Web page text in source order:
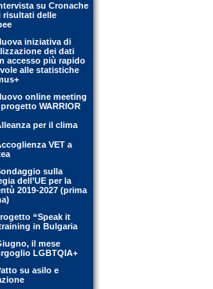
su Cronache
risultati delle
iniziativa di
dei dati
accesso più rapido
alle statistiche
online meeting
WARRIOR
per il clima
VET a
sulla
dell’UE per la
2019-2027 (prima
“Speak it
in Bulgaria
il mese
LGBTQIA+
su asilo e